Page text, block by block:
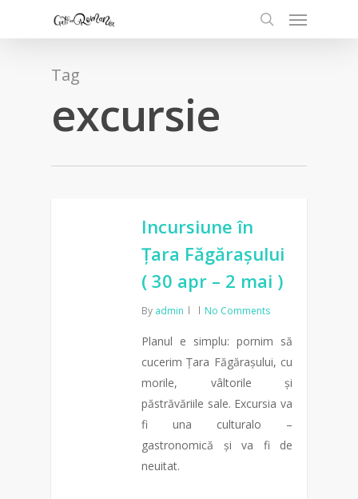
Tag
excursie
Incursiune în
Țara Făgărașului
( 30 apr – 2 mai )
By admin No Comments
Planul e simplu: pornim să
cucerim Țara Făgărașului, cu
morile, vâltorile și
păstrăvăriile sale. Excursia va
fi una culturalo –
gastronomică și va fi de
neuitat.